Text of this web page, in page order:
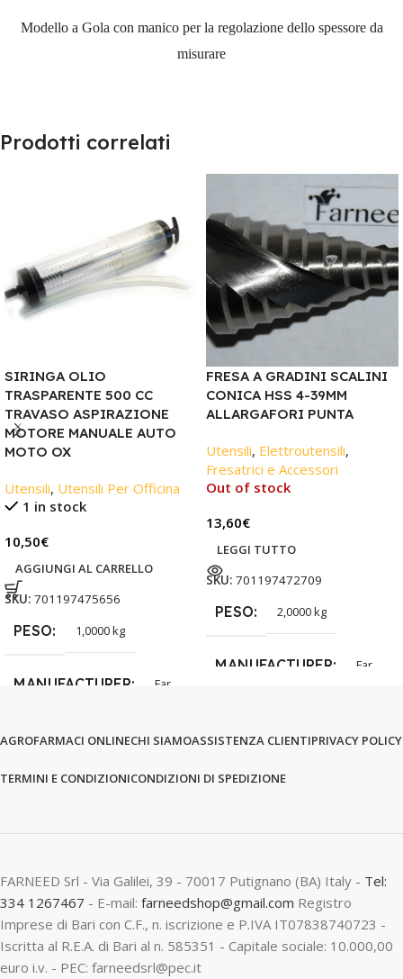
Modello a Gola con manico per la regolazione dello spessore da
misurare
Prodotti correlati
SIRINGA OLIO
TRASPARENTE 500 CC
TRAVASO ASPIRAZIONE
MOTORE MANUALE AUTO
MOTO OX
Utensili, Utensili Per Officina
1 in stock
10,50€
AGGIUNGI AL CARRELLO
SKU: 701197475656
PESO 1,0000 kg
MANUFACTURER Far
FRESA A GRADINI SCALINI
CONICA HSS 4-39MM
ALLARGAFORI PUNTA
Utensili, Elettroutensili,
Fresatrici e Accessori
Out of stock
13,60€
LEGGI TUTTO
SKU: 701197472709
PESO 2,0000 kg
MANUFACTURER Far
AGROFARMACI ONLINECHI SIAMOASSISTENZA CLIENTIPRIVACY POLICY
TERMINI E CONDIZIONICONDIZIONI DI SPEDIZIONE
FARNEED Srl - Via Galilei, 39 - 70017 Putignano (BA) Italy - Tel:
334 1267467 - E-mail: farneedshop@gmail.com Registro
Imprese di Bari con C.F., n. iscrizione e P.IVA IT07838740723 -
Iscritta al R.E.A. di Bari al n. 585351 - Capitale sociale: 10.000,00
euro i.v. - PEC: farneedsrl@pec.it